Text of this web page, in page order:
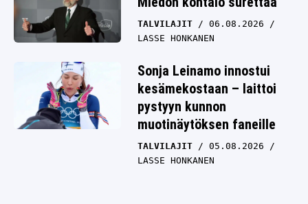
TALVILAJIT
06.08.2026
LASSE HONKANEN
Sonja Leinamo innostui
kesämekostaan – laittoi
pystyyn kunnon
muotinäytöksen faneille
TALVILAJIT
05.08.2026
LASSE HONKANEN